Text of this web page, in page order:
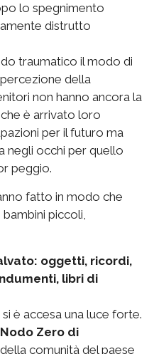
lo spegnimento
distrutto
traumatico il modo di
della
non hanno ancora la
è arrivato loro
per il futuro ma
negli occhi per quello
peggio.
fatto in modo che
piccoli,
oggetti, ricordi,
libri di
è accesa una luce forte.
Zero di
comunità del paese